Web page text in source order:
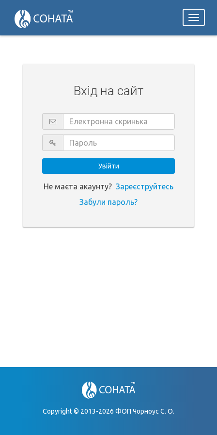
Toggle
Вхід на сайт
Не маєта акаунту? Зареєструйтесь
Забули пароль?
Copyright © 2013-2026 ФОП Чорноус С. О.